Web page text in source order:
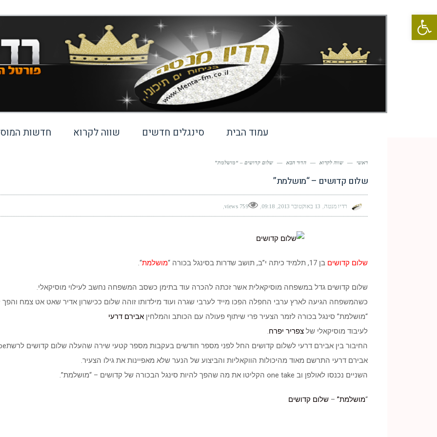
פתח סרגל נגישות
עמוד הבית סינגלים חדשים שווה לקרוא חדשות
ראשי — שווה לקרוא — הדור הבא — שלום קדושים – “מושלמת”
שלום קדושים – “מושלמת”
רדיו מנטה 13 באוקטובר 2013 09:18
759 views
שלום קדושים בן 17, תלמיד כיתה י”ב, תושב שדרות בסינגל בכורה “ מושלמת“.
שלום קדושים גדל במשפחה מוסיקאלית אשר זכתה להכרה עוד בתימן כשסב המשפחה נחשב לעילוי מוסיקאלי.
כשהמשפחה הגיעה לארץ ערבי החפלה הפכו מייד לערבי שגרה ועוד מילדותו זוהה שלום ככישרון אדיר שאט אט צמח והפך
“מושלמת” סינגל בכורה לזמר הצעיר פרי שיתוף פעולה עם הכותב והמלחין אבירם דרעי
לעיבוד מוסיקאלי של צפריר יפרח.
החיבור בין אבירם דרעי לשלום קדושים החל לפני מספר חודשים בעקבות מספר קטעי שירה שהעלה שלום קדושים לרשתyoutube) ) אליה נחשף אבירם ונכבש מיידית.
אבירם דרעי התרשם מאוד מהיכולות הווקאליות והביצוע של הנער שלא מאפיינות את גילו הצעיר.
השניים נכנסו לאולפן וב one take הקליטו את מה שהפך להיות סינגל הבכורה של קדושים – “מושלמת”.
“מושלמת” – שלום קדושים